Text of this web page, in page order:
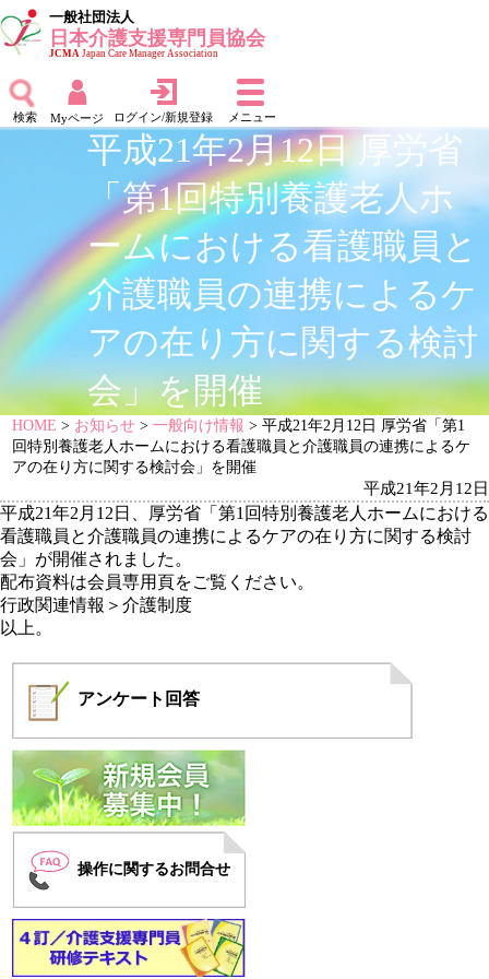
一般社団法人
日本介護支援専門員協会
JCMAJapan Care Manager Association
検索 Myページ ログイン/新規登録 メニュー
平成21年2月12日 厚労省
「第1回特別養護老人ホ
ームにおける看護職員と
介護職員の連携によるケ
アの在り方に関する検討
会」を開催
HOME > お知らせ >一般向け情報 > 平成21年2月12日 厚労省「第1
回特別養護老人ホームにおける看護職員と介護職員の連携によるケ
アの在り方に関する検討会」を開催
平成21年2月12日
平成21年2月12日、厚労省「第1回特別養護老人ホームにおける
看護職員と介護職員の連携によるケアの在り方に関する検討
会」が開催されました。
配布資料は会員専用頁をご覧ください。
行政関連情報＞介護制度
以上。
アンケート 回答
操作に関するお問合せ